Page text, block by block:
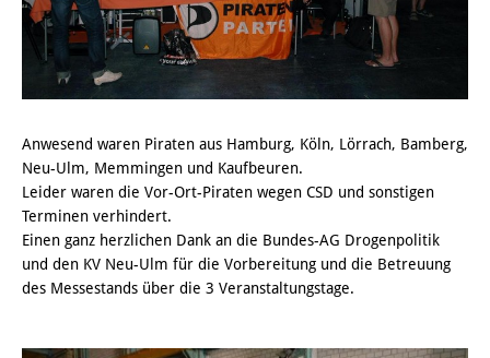
Anwesend waren Piraten aus Hamburg, Köln, Lörrach, Bamberg,
Neu-Ulm, Memmingen und Kaufbeuren.
Leider waren die Vor-Ort-Piraten wegen CSD und sonstigen
Terminen verhindert.
Einen ganz herzlichen Dank an die Bundes-AG Drogenpolitik
und den KV Neu-Ulm für die Vorbereitung und die Betreuung
des Messestands über die 3 Veranstaltungstage.